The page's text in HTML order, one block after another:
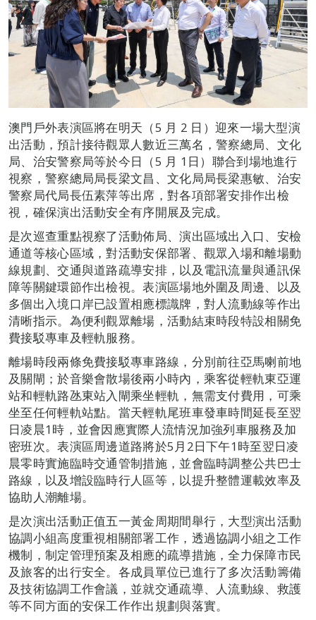
澳門戶外表演區將在明天（5 月 2 日）迎來一場大型演
出活動，預計接待觀眾人數近三萬名，警察總局、文化
局、治安警察局等於今日（5 月 1日）聯合到場地進行
視察，警察總局局長梁文昌、文化局局長梁惠敏、治安
警察局代局長伍素萍等出席，對各項部署安排作出檢
視，確保演出活動安全有序開展及完成。
是次巡查重點視察了活動佈局、演出區域出入口、安檢
通道等核心區域，對活動安保部署、觀眾入場和離場動
線規劃、交通與道路疏導安排，以及電訊流量與通訊保
障等關鍵環節作出檢視。表演區場地外圍及周邊、以及
多個出入境口岸已設置相應標識牌，對人流動線等作出
清晰指示。為便利觀眾離場，活動結束時段特設相關免
費接駁專車及輕軌服務。
離場時段兩條免費接駁專車路線，分別前往亞馬喇前地
及關閘；於音樂會散場後兩小時內，乘客從輕軌東亞運
站和輕軌路氹東站入閘乘坐輕軌，無需支付費用，可乘
坐至任何輕軌站點。當天輕軌尾班車發車時間延長至翌
日凌晨1時，並會因應實際人流情況加強列車服務及加
密班次。表演區周邊道路將於5月2日下午1時至翌日凌
晨零時實施臨時交通管制措施，並會臨時調整公共巴士
路線，以及增設臨時行人區等，以提升整體運載效率及
協助人潮離場。
是次演出活動正值五一黃金周期間舉行，大型演出活動
協調小組高度重視相關部署工作，透過協調小組之工作
機制，制定管理預案及相應的疏導措施，全力保障市民
及旅客的出行安全。各成員單位已進行了多次活動籌備
及技術協調工作會議，並就交通疏導、人流動線、救護
等不同方面的安保工作作出規劃與落實。